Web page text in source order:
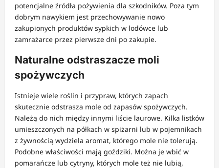
potencjalne źródła pożywienia dla szkodników. Poza tym
dobrym nawykiem jest przechowywanie nowo
zakupionych produktów sypkich w lodówce lub
zamrażarce przez pierwsze dni po zakupie.
Naturalne odstraszacze moli
spożywczych
Istnieje wiele roślin i przypraw, których zapach
skutecznie odstrasza mole od zapasów spożywczych.
Należą do nich między innymi liście laurowe. Kilka listków
umieszczonych na półkach w spiżarni lub w pojemnikach
z żywnością wydziela aromat, którego mole nie tolerują.
Podobne właściwości mają goździki. Można je wbić w
pomarańcze lub cytryny, których mole też nie lubią,